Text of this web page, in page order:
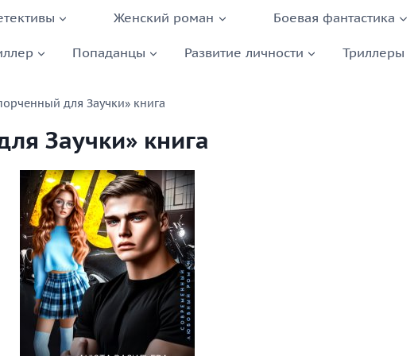
Женский роман Боевая фантастика
Попаданцы Развитие личности Триллеры
для Заучки» книга
Заучки» книга